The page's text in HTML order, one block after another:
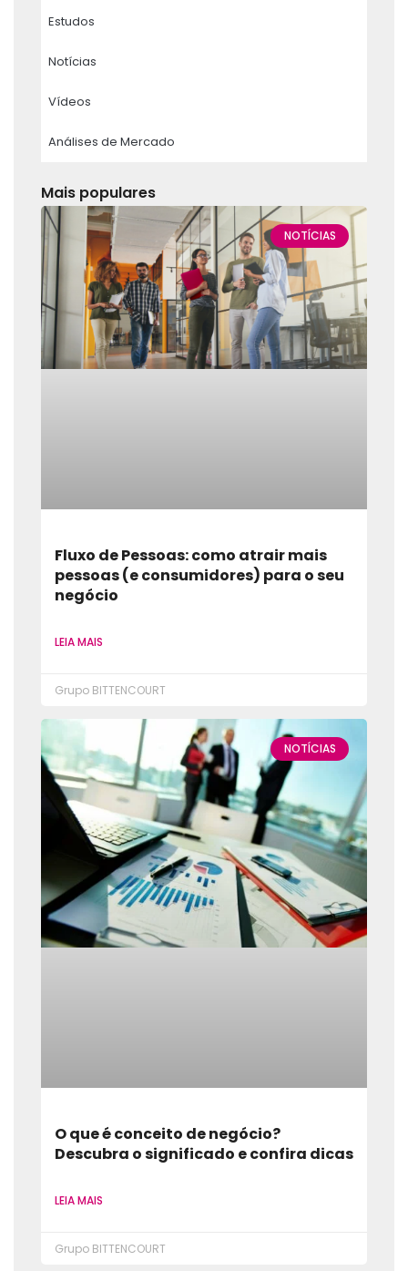
Estudos
Notícias
Vídeos
Análises de Mercado
Mais populares
NOTÍCIAS
Fluxo de Pessoas: como atrair mais
pessoas (e consumidores) para o seu
negócio
LEIA MAIS
Grupo BITTENCOURT
NOTÍCIAS
O que é conceito de negócio?
Descubra o significado e confira dicas
LEIA MAIS
Grupo BITTENCOURT